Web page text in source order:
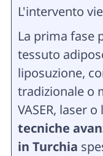
L'intervento
La prima fase
tessuto
liposuzione,
tradizionale o
VASER, laser
tecniche
in Turchia